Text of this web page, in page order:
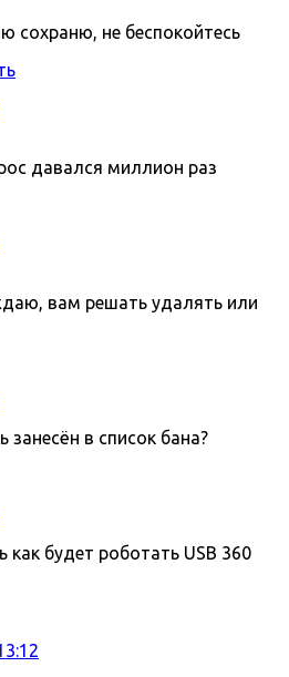
сохраню, не беспокойтесь
давался миллион раз
вам решать удалять или
занесён в список бана?
будет роботать USB 360